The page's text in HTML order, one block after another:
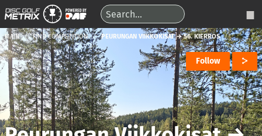
MAIN FIND COMPETITION PEURUNGAN VIIKKOKISAT → 56. KIERROS
Follow